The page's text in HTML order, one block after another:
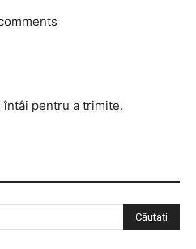
întâi pentru a trimite.